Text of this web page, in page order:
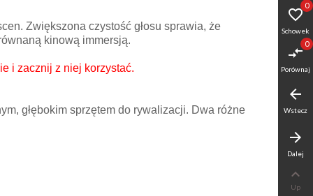
Zwiększona czystość głosu sprawia, że
kinową immersją.
i zacznij z niej korzystać.
głębokim sprzętem do rywalizacji. Dwa różne

Schowek
0
compare_arrows
Porównaj
0
arrow_back
Wstecz
arrow_forward
Dalej

Up